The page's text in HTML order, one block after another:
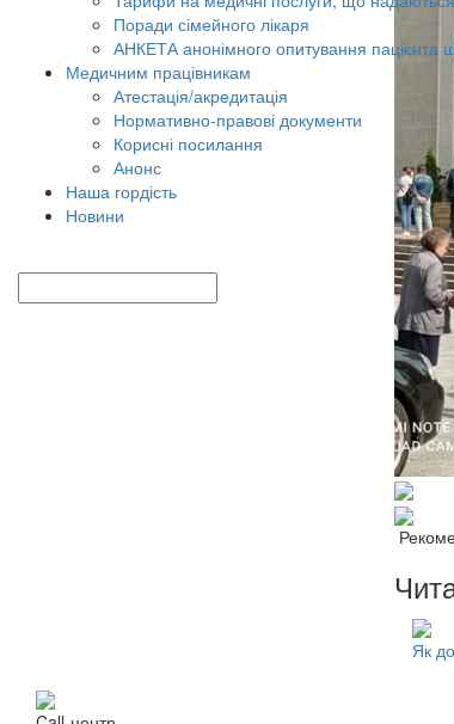
Поради сімейного лікаря
АНКЕТА анонімного опитування пацієнта
Медичним працівникам
Атестація/акредитація
Нормативно-правові документи
Корисні посилання
Анонс
Наша гордість
Новини
Як